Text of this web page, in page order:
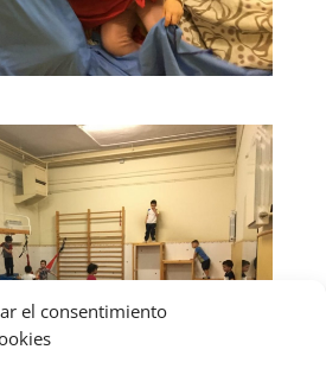
el consentimiento